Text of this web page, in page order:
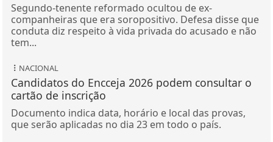
Segundo-tenente reformado ocultou de ex-
companheiras que era soropositivo. Defesa disse que
conduta diz respeito à vida privada do acusado e não
tem...
NACIONAL
Candidatos do Encceja 2026 podem consultar o
cartão de inscrição
Documento indica data, horário e local das provas,
que serão aplicadas no dia 23 em todo o país.